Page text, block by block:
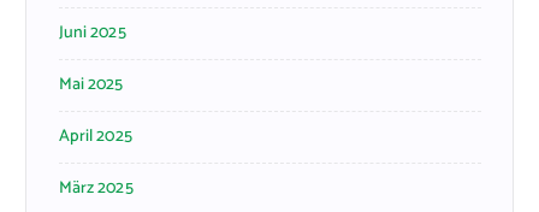
Juni 2025
Mai 2025
April 2025
März 2025